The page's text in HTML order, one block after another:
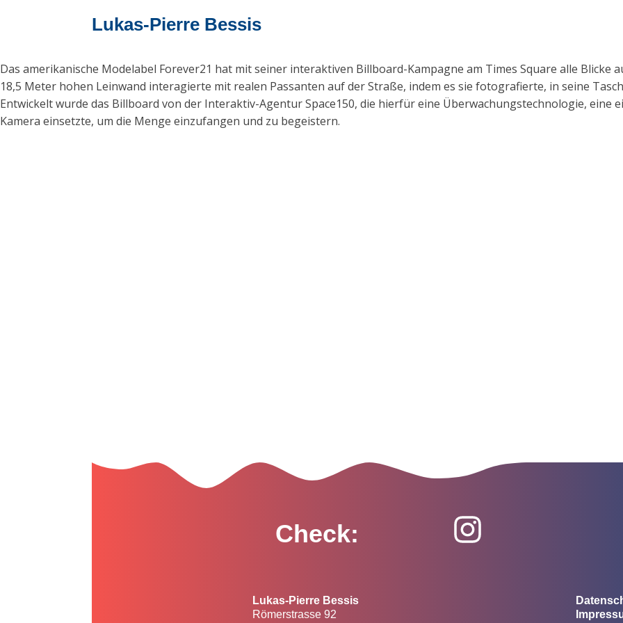
Lukas-Pierre Bessis
Das amerikanische Modelabel Forever21 hat mit seiner interaktiven Billboard-Kampagne am Times Square alle Blicke
18,5 Meter hohen Leinwand interagierte mit realen Passanten auf der Straße, indem es sie fotografierte, in seine
Entwickelt wurde das Billboard von der Interaktiv-Agentur Space150, die hierfür eine Überwachungstechnologie, eine
Kamera einsetzte, um die Menge einzufangen und zu begeistern.
Check:
Lukas-Pierre Bessis
Römerstrasse 92